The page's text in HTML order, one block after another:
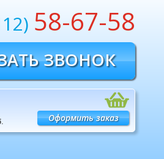
58-67-58
ЗВОНОК
Оформить заказ